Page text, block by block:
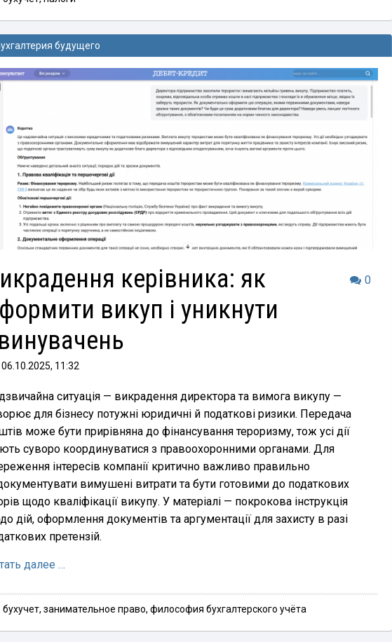
будущего
0
керівника: як
викуп і уникнути
06.10.2025, 11:32
ситуація — викрадення директора та вимога викупу —
для бізнесу потужні юридичні й податкові ризики. Передача
може бути прирівняна до фінансування тероризму, тож усі дії
суворо координуватися з правоохоронними органами. Для
інтересів компанії критично важливо правильно
вимушені витрати та бути готовими до податкових
щодо кваліфікації викупу. У матеріалі — покрокова інструкція
дій, оформлення документів та аргументації для захисту в разі
претензій.
далее …
бухучет, занимательное право, философия бухгалтерского учёта